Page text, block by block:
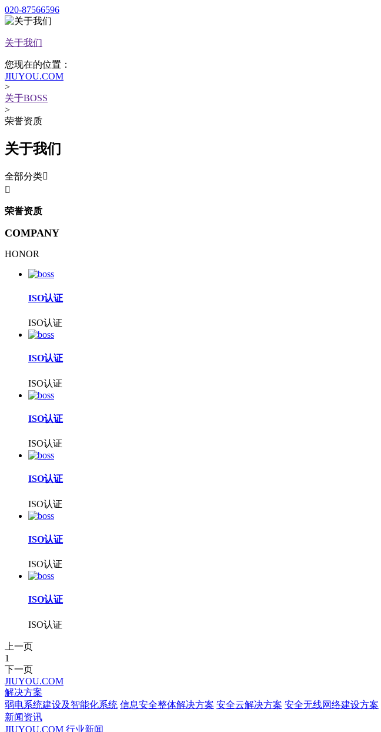
020-87566596
关于我们
您现在的位置：
JIUYOU.COM
>
关于BOSS
>
荣誉资质
关于我们
全部分类

荣誉资质
COMPANY
HONOR
ISO认证
ISO认证
ISO认证
ISO认证
ISO认证
ISO认证
ISO认证
ISO认证
ISO认证
ISO认证
ISO认证
ISO认证
上一页
1
下一页
JIUYOU.COM
解决方案
弱电系统建设及智能化系统 信息安全整体解决方案 安全云解决方案 安全无线网络建设方案
新闻资讯
JIUYOU.COM 行业新闻